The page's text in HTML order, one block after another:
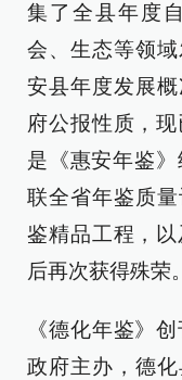
集了全县年度
会、生态等领
安县年度发展
府公报性质，
是《惠安年鉴
联全省年鉴质
鉴精品工程，
后再次获得殊荣。
《德化年鉴》
政府主办，德